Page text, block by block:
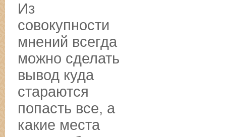
Из
совокупности
мнений всегда
можно сделать
вывод куда
стараются
попасть все, а
какие места